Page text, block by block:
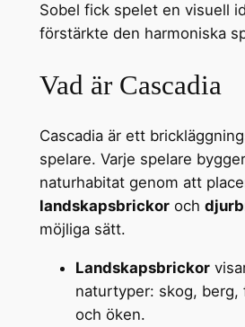
Sobel fick spelet en visuell
förstärkte den harmoniska
Vad är Cascadia
Cascadia är ett
spelare. Varje spelare
naturhabitat genom att
landskapsbrickoroch
möjliga sätt.
Landskapsbrickor
naturtyper: skog, berg,
och öken.